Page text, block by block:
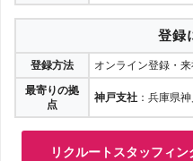
登録
登録方法
オンライン登録・
最寄りの拠
点
神戸支社 ：兵庫県
リクルートスタッフィ